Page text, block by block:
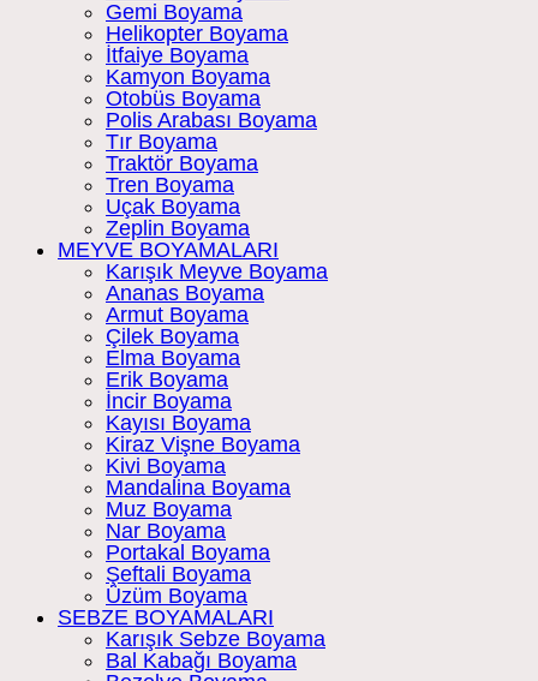
Gemi Boyama
Helikopter Boyama
İtfaiye Boyama
Kamyon Boyama
Otobüs Boyama
Polis Arabası Boyama
Tır Boyama
Traktör Boyama
Tren Boyama
Uçak Boyama
Zeplin Boyama
MEYVE BOYAMALARI
Karışık Meyve Boyama
Ananas Boyama
Armut Boyama
Çilek Boyama
Elma Boyama
Erik Boyama
İncir Boyama
Kayısı Boyama
Kiraz Vişne Boyama
Kivi Boyama
Mandalina Boyama
Muz Boyama
Nar Boyama
Portakal Boyama
Şeftali Boyama
Üzüm Boyama
SEBZE BOYAMALARI
Karışık Sebze Boyama
Bal Kabağı Boyama